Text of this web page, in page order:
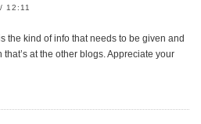
12:11
the kind of info that needs to be given and
at the other blogs. Appreciate your